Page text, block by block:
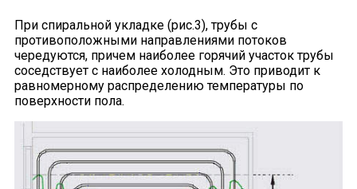
При спиральной укладке (рис.3), трубы с
противоположными направлениями потоков
чередуются, причем наиболее горячий участок трубы
соседствует с наиболее холодным. Это приводит к
равномерному распределению температуры по
поверхности пола.